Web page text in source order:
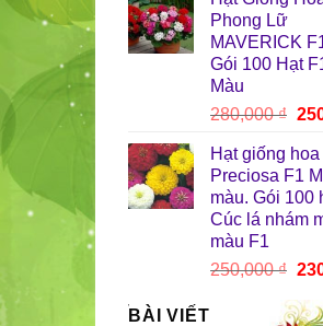
Phong Lữ
MAVERICK
Gói 100 Hạt
Màu
280,000₫ Giá
là:
Hạt giống
Preciosa F1
màu. Gói 100
Cúc lá nhám
màu F1
250,000₫ Giá
là:
BÀI VIẾT